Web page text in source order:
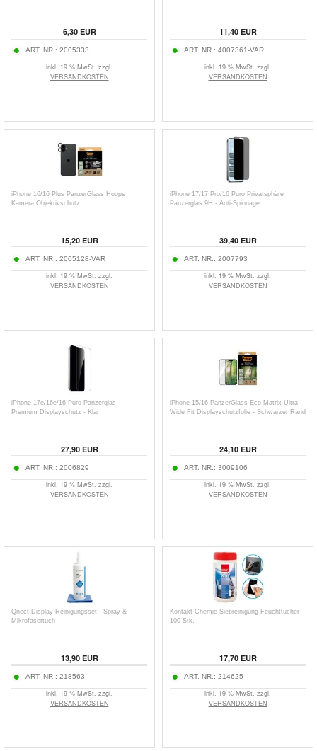
6,30EUR
ART. NR.: 2005333
inkl. 19 % MwSt. zzgl.
VERSANDKOSTEN
11,40EUR
ART. NR.: 4007361-VAR
inkl. 19 % MwSt. zzgl.
VERSANDKOSTEN
iPhone 16/16 Plus PanzerGlass Hoops
Kamera Objektivschutz
15,20EUR
ART. NR.: 2005128-VAR
inkl. 19 % MwSt. zzgl.
VERSANDKOSTEN
iPhone 17/17 Pro/16 Puro Privatsphäre
Panzerglas 9H - Anti-Spionage
39,40EUR
ART. NR.: 2007793
inkl. 19 % MwSt. zzgl.
VERSANDKOSTEN
iPhone 17e/16e/16 Puro Panzerglas -
Premium Displayschutz - Klar
27,90EUR
ART. NR.: 2006829
inkl. 19 % MwSt. zzgl.
VERSANDKOSTEN
iPhone 15/16 PanzerGlass Eco Matrix Ultra-
Wide Fit Displayschutzfolie - Schwarzer Rand
24,10EUR
ART. NR.: 3009106
inkl. 19 % MwSt. zzgl.
VERSANDKOSTEN
Qnect Display Reinigungsset - Spray &
Mikrofasertuch
13,90EUR
ART. NR.: 218563
inkl. 19 % MwSt. zzgl.
VERSANDKOSTEN
Kontakt Chemie Siebreinigung Feuchttücher -
100 Stk.
17,70EUR
ART. NR.: 214625
inkl. 19 % MwSt. zzgl.
VERSANDKOSTEN